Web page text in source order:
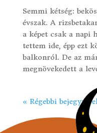
Semmi kétség:
évszak. A
a képet csak a napi
tettem ide, épp ezt
balkonról. De az
megnövekedett a
« Régebbi